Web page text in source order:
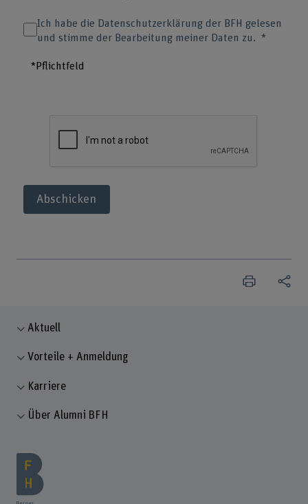
Ich habe die Datenschutzerklärung der BFH gelesen
und stimme der Bearbeitung meiner Daten zu.
*Pflichtfeld
Abschicken
Aktuell
Vorteile + Anmeldung
Karriere
Über Alumni BFH